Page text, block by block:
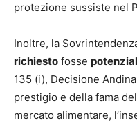
protezione sussiste nel
Inoltre, la
richiesto fosse
135 (i), Decisione
prestigio e della fama
mercato alimentare,